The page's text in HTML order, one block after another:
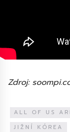
Zdroj:
ALL OF US
JIŽNÍ KÓREA